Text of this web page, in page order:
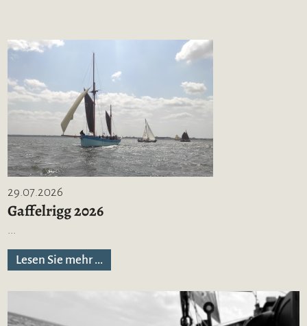
29.07.2026
Gaffelrigg 2026
...
Lesen Sie mehr ...